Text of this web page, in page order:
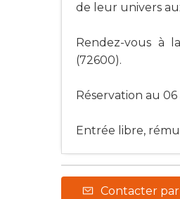
de leur univers
Rendez-vous à
(72600).
Réservation au 06
Entrée libre,
Contacter par